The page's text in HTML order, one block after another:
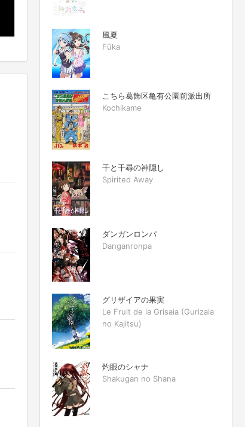
風夏
Fūka
こちら葛飾区亀有公園前派出所
Kochikame
千と千尋の神隠し
Spirited Away
ダンガンロンパ
Danganronpa
グリザイアの果実
Le Fruit de la Grisaia (Gurizaia
no Kajitsu)
灼眼のシャナ
Shakugan no Shana